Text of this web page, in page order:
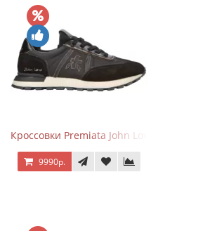
Кроссовки Premiata John Low черные
9990р.